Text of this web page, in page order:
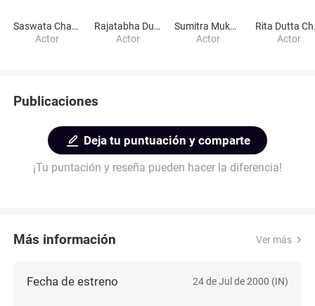
Saswata Chatterjee
Actor
Rajatabha Dutta
Actor
Sumitra Mukherjee
Actor
Actor
Publicaciones
Deja tu puntuación y comparte
¡Tu puntación y reseña pueden hacer la diferencia!
Más información Ver más
Fecha de estreno 24 de Jul de 2000 (IN)